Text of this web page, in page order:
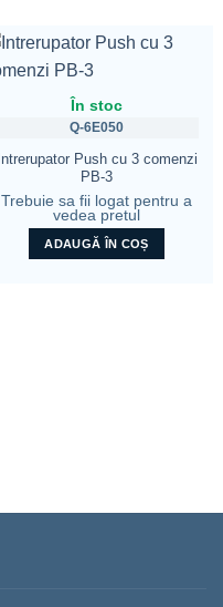
În stoc
Q-6E050
Intrerupator Push cu 3 comenzi
PB-3
Trebuie sa fii logat pentru a
vedea pretul
ADAUGĂ ÎN COȘ